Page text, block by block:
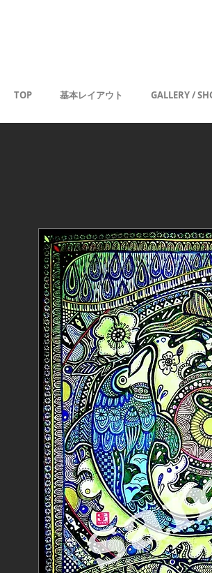
TOP 基本レイアウト GALLERY /